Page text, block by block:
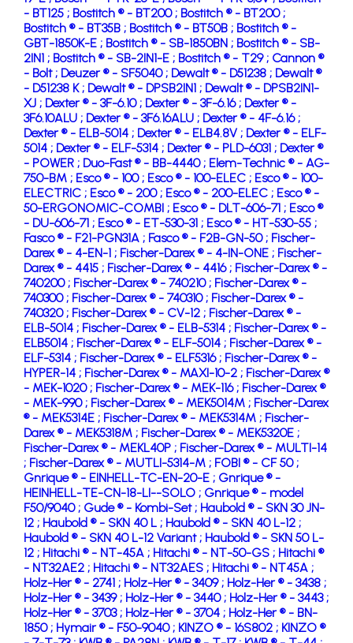
- BT125 ; Bostitch ® - BT200 ; Bostitch ® - BT200 ;
Bostitch ® - BT35B ; Bostitch ® - BT50B ; Bostitch ® -
GBT-1850K-E ; Bostitch ® - SB-1850BN ; Bostitch ® - SB-
2IN1 ; Bostitch ® - SB-2IN1-E ; Bostitch ® - T29 ; Cannon ®
- Bolt ; Deuzer ® - SF5040 ; Dewalt ® - D51238 ; Dewalt ®
- D51238 K ; Dewalt ® - DPSB2IN1 ; Dewalt ® - DPSB2IN1-
XJ ; Dexter ® - 3F-6.10 ; Dexter ® - 3F-6.16 ; Dexter ® -
3F6.10ALU ; Dexter ® - 3F6.16ALU ; Dexter ® - 4F-6.16 ;
Dexter ® - ELB-5014 ; Dexter ® - ELB4.8V ; Dexter ® - ELF-
5014 ; Dexter ® - ELF-5314 ; Dexter ® - PLD-6031 ; Dexter ®
- POWER ; Duo-Fast ® - BB-4440 ; Elem-Technic ® - AG-
750-BM ; Esco ® - 100 ; Esco ® - 100-ELEC ; Esco ® - 100-
ELECTRIC ; Esco ® - 200 ; Esco ® - 200-ELEC ; Esco ® -
50-ERGONOMIC-COMBI ; Esco ® - DLT-606-71 ; Esco ®
- DU-606-71 ; Esco ® - ET-530-31 ; Esco ® - HT-530-55 ;
Fasco ® - F21-PGN31A ; Fasco ® - F2B-GN-50 ; Fischer-
Darex ® - 4-EN-1 ; Fischer-Darex ® - 4-IN-ONE ; Fischer-
Darex ® - 4415 ; Fischer-Darex ® - 4416 ; Fischer-Darex ® -
740200 ; Fischer-Darex ® - 740210 ; Fischer-Darex ® -
740300 ; Fischer-Darex ® - 740310 ; Fischer-Darex ® -
740320 ; Fischer-Darex ® - CV-12 ; Fischer-Darex ® -
ELB-5014 ; Fischer-Darex ® - ELB-5314 ; Fischer-Darex ® -
ELB5014 ; Fischer-Darex ® - ELF-5014 ; Fischer-Darex ® -
ELF-5314 ; Fischer-Darex ® - ELF5316 ; Fischer-Darex ® -
HYPER-14 ; Fischer-Darex ® - MAXI-10-2 ; Fischer-Darex ®
- MEK-1020 ; Fischer-Darex ® - MEK-116 ; Fischer-Darex ®
- MEK-990 ; Fischer-Darex ® - MEK5014M ; Fischer-Darex
® - MEK5314E ; Fischer-Darex ® - MEK5314M ; Fischer-
Darex ® - MEK5318M ; Fischer-Darex ® - MEK5320E ;
Fischer-Darex ® - MEKL40P ; Fischer-Darex ® - MULTI-14
; Fischer-Darex ® - MUTLI-5314-M ; FOBI ® - CF 50 ;
Gnrique ® - EINHELL-TC-EN-20-E ; Gnrique ® -
HEINHELL-TE-CN-18-LI--SOLO ; Gnrique ® - model
F50/9040 ; Gude ® - Kombi-Set ; Haubold ® - SKN 30 JN-
12 ; Haubold ® - SKN 40 L ; Haubold ® - SKN 40 L-12 ;
Haubold ® - SKN 40 L-12 Variant ; Haubold ® - SKN 50 L-
12 ; Hitachi ® - NT-45A ; Hitachi ® - NT-50-GS ; Hitachi ®
- NT32AE2 ; Hitachi ® - NT32AES ; Hitachi ® - NT45A ;
Holz-Her ® - 2741 ; Holz-Her ® - 3409 ; Holz-Her ® - 3438 ;
Holz-Her ® - 3439 ; Holz-Her ® - 3440 ; Holz-Her ® - 3443 ;
Holz-Her ® - 3703 ; Holz-Her ® - 3704 ; Holz-Her ® - BN-
1850 ; Hymair ® - F50-9040 ; KINZO ® - 16S802 ; KINZO ®